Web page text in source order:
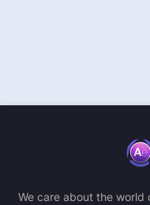
We care about the